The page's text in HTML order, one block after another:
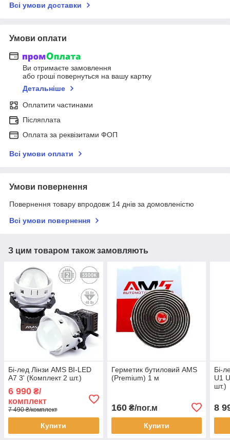
Всі умови доставки
Умови оплати
Ви отримаєте замовлення
або гроші повернуться на вашу картку
Детальніше
Оплатити частинами
Післяплата
Оплата за реквізитами ФОП
Всі умови оплати
Умови повернення
Повернення товару впродовж 14 днів за домовленістю
Всі умови повернення
З цим товаром також замовляють
Бі-лед Лінзи AMS BI-LED
A7 3' (Комплект 2 шт.)
6 990 ₴/
комплект
7 490 ₴/комплект
Купити
Герметик бутиловий AMS
(Premium) 1 м
160₴/пог.м
Купити
Бі-
U1
шт.)
8